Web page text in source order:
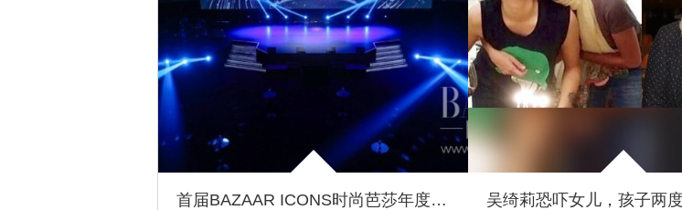
首届BAZAAR ICONS时尚芭莎年度派对盛大启幕开启耀眼新篇章